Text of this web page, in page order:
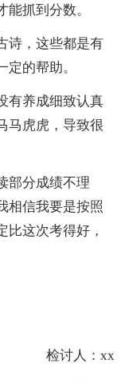
抓到分数。
，这些都是有
的帮助。
养成细致认真
马虎虎，导致很
分成绩不理
相信我要是按照
比这次考得好，
检讨人：xx